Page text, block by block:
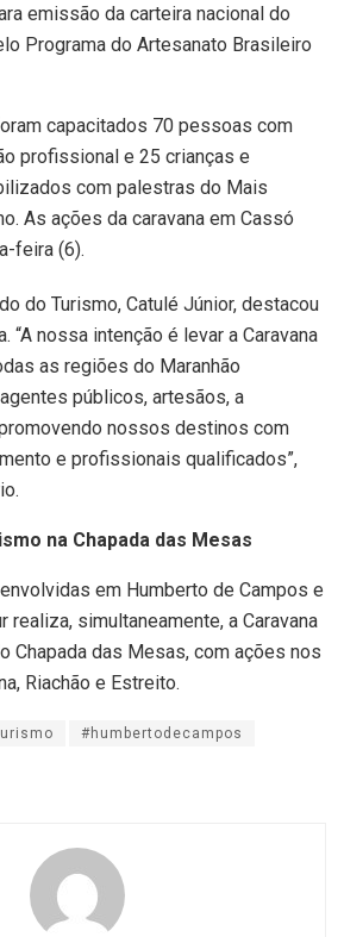
emissão da carteira nacional do
Programa do Artesanato Brasileiro
capacitados 70 pessoas com
profissional e 25 crianças e
com palestras do Mais
As ações da caravana em Cassó
feira (6).
do Turismo, Catulé Júnior, destacou
“A nossa intenção é levar a Caravana
as regiões do Maranhão
públicos, artesãos, a
nossos destinos com
e profissionais qualificados”,
na Chapada das Mesas
em Humberto de Campos e
realiza, simultaneamente, a Caravana
Chapada das Mesas, com ações nos
Riachão e Estreito.
#humbertodecampos